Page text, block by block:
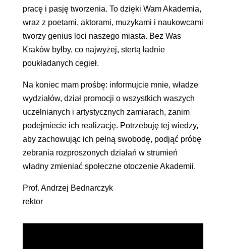
pracę i pasję tworzenia. To dzięki Wam Akademia,
wraz z poetami, aktorami, muzykami i naukowcami
tworzy genius loci naszego miasta. Bez Was
Kraków byłby, co najwyżej, stertą ładnie
poukładanych cegieł.
Na koniec mam prośbę: informujcie mnie, władze
wydziałów, dział promocji o wszystkich waszych
uczelnianych i artystycznych zamiarach, zanim
podejmiecie ich realizację. Potrzebuję tej wiedzy,
aby zachowując ich pełną swobodę, podjąć próbę
zebrania rozproszonych działań w strumień
władny zmieniać społeczne otoczenie Akademii.
Prof. Andrzej Bednarczyk
rektor